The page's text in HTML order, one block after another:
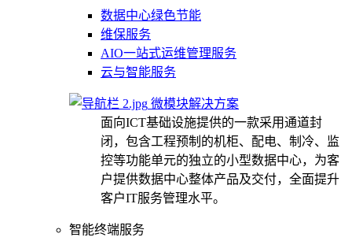
数据中心绿色节能
维保服务
AIO一站式运维管理服务
云与智能服务
微模块解决方案
面向ICT基础设施提供的一款采用通道封
闭，包含工程预制的机柜、配电、制冷、监
控等功能单元的独立的小型数据中心，为客
户提供数据中心整体产品及交付，全面提升
客户IT服务管理水平。
智能终端服务